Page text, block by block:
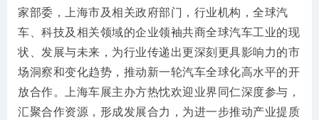
家部委，上海市及相关政府部门，行业机构，全球汽
车、科技及相关领域的企业领袖共商全球汽车工业的现
状、发展与未来，为行业传递出更深刻更具影响力的市
场洞察和变化趋势，推动新一轮汽车全球化高水平的开
放合作。上海车展主办方热忱欢迎业界同仁深度参与，
汇聚合作资源，形成发展合力，为进一步推动产业提质